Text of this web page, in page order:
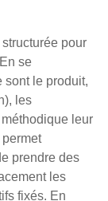
pour
se
sont le produit,
les
leur
prendre des
les
fixés. En